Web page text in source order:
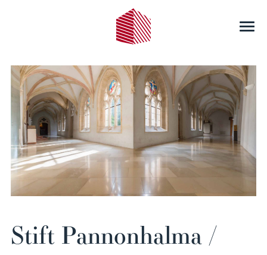
Stift Pannonhalma /